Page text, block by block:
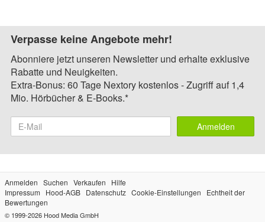
Verpasse keine Angebote mehr!
Abonniere jetzt unseren Newsletter und erhalte exklusive
Rabatte und Neuigkeiten.
Extra-Bonus: 60 Tage Nextory kostenlos - Zugriff auf 1,4
Mio. Hörbücher & E-Books.*
Anmelden
Anmelden Suchen Verkaufen
Hilfe
Impressum
Hood-AGB Datenschutz Cookie-Einstellungen
Echtheit der
Bewertungen
© 1999-2026 Hood Media GmbH